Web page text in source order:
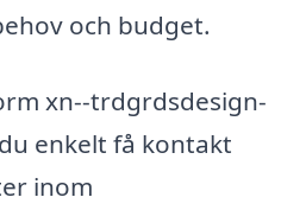
och budget.
xn--trdgrdsdesign-
enkelt få kontakt
inom